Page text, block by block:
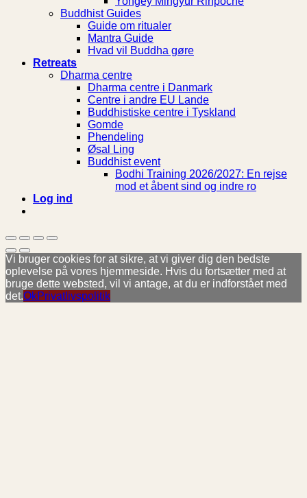
Buddhist Guides
Guide om ritualer
Mantra Guide
Hvad vil Buddha gøre
Retreats
Dharma centre
Dharma centre i Danmark
Centre i andre EU Lande
Buddhistiske centre i Tyskland
Gomde
Phendeling
Øsal Ling
Buddhist event
Bodhi Training 2026/2027: En rejse
mod et åbent sind og indre ro
Log ind
Vi bruger cookies for at sikre, at vi giver dig den bedste
oplevelse på vores hjemmeside. Hvis du fortsætter med at
bruge dette websted, vil vi antage, at du er indforstået med
det.OkPrivatlivspolitik